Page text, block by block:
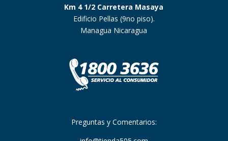
Km 4 1/2 Carretera Masaya
Edificio Pellas (9no piso).
Managua Nicaragua
Preguntas y Comentarios: